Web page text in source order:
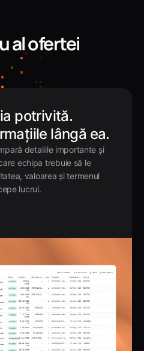
al ofertei
potrivită.
lângă ea.
detaliile importante și
echipa trebuie să le
valoarea și termenul
lucrul.